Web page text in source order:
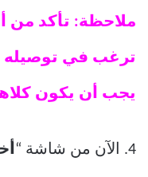
ترغب في توصيله
يجب أن يكون
4. الآن من شاشة “